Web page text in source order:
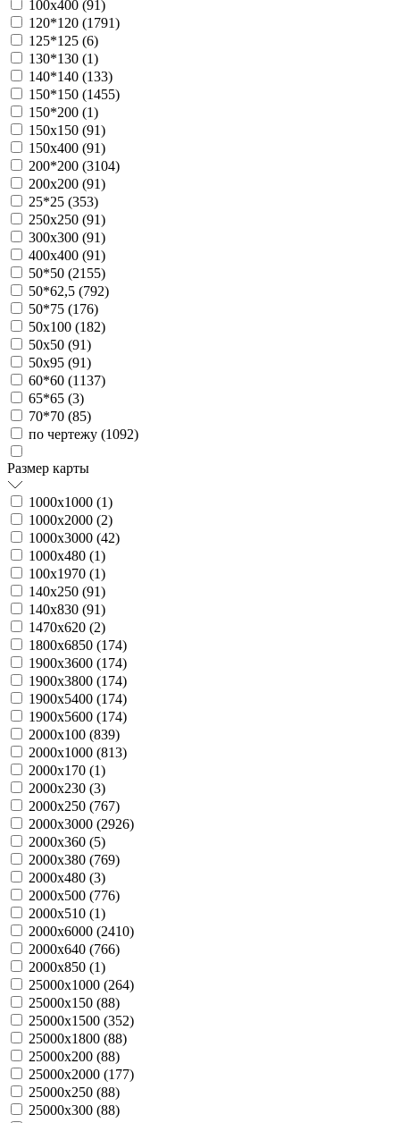
100х400 (91)
120*120 (1791)
125*125 (6)
130*130 (1)
140*140 (133)
150*150 (1455)
150*200 (1)
150х150 (91)
150х400 (91)
200*200 (3104)
200х200 (91)
25*25 (353)
250х250 (91)
300х300 (91)
400х400 (91)
50*50 (2155)
50*62,5 (792)
50*75 (176)
50х100 (182)
50х50 (91)
50х95 (91)
60*60 (1137)
65*65 (3)
70*70 (85)
по чертежу (1092)
Размер карты
1000х1000 (1)
1000х2000 (2)
1000х3000 (42)
1000х480 (1)
100х1970 (1)
140х250 (91)
140х830 (91)
1470х620 (2)
1800х6850 (174)
1900х3600 (174)
1900х3800 (174)
1900х5400 (174)
1900х5600 (174)
2000х100 (839)
2000х1000 (813)
2000х170 (1)
2000х230 (3)
2000х250 (767)
2000х3000 (2926)
2000х360 (5)
2000х380 (769)
2000х480 (3)
2000х500 (776)
2000х510 (1)
2000х6000 (2410)
2000х640 (766)
2000х850 (1)
25000х1000 (264)
25000х150 (88)
25000х1500 (352)
25000х1800 (88)
25000х200 (88)
25000х2000 (177)
25000х250 (88)
25000х300 (88)